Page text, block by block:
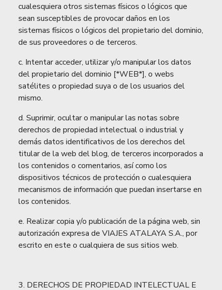
cualesquiera otros sistemas físicos o lógicos que
sean susceptibles de provocar daños en los
sistemas físicos o lógicos del propietario del dominio,
de sus proveedores o de terceros.
c. Intentar acceder, utilizar y/o manipular los datos
del propietario del dominio [*WEB*], o webs
satélites o propiedad suya o de los usuarios del
mismo.
d. Suprimir, ocultar o manipular las notas sobre
derechos de propiedad intelectual o industrial y
demás datos identificativos de los derechos del
titular de la web del blog, de terceros incorporados a
los contenidos o comentarios, así como los
dispositivos técnicos de protección o cualesquiera
mecanismos de información que puedan insertarse en
los contenidos.
e. Realizar copia y/o publicación de la página web, sin
autorización expresa de VIAJES ATALAYA S.A., por
escrito en este o cualquiera de sus sitios web.
3. DERECHOS DE PROPIEDAD INTELECTUAL E